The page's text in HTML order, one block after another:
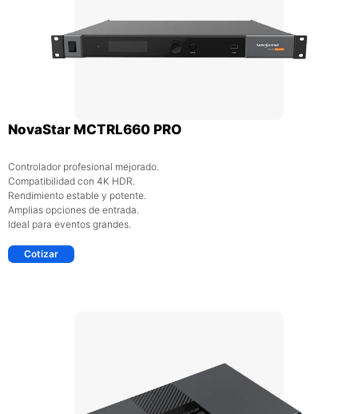
NovaStar MCTRL660 PRO
Controlador profesional mejorado.
Compatibilidad con 4K HDR.
Rendimiento estable y potente.
Amplias opciones de entrada.
Ideal para eventos grandes.
Cotizar